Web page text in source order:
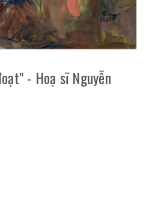
- Hoạ sĩ Nguyễn